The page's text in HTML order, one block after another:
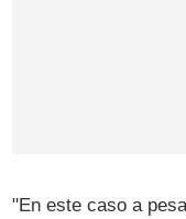
"En este caso a